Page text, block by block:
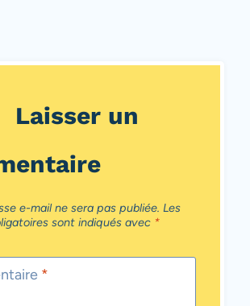
Laisser un
e-mail ne sera pas publiée. Les
sont indiqués avec *
*